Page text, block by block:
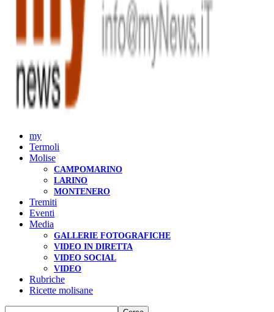
my
Termoli
Molise
CAMPOMARINO
LARINO
MONTENERO
Tremiti
Eventi
Media
GALLERIE FOTOGRAFICHE
VIDEO IN DIRETTA
VIDEO SOCIAL
VIDEO
Rubriche
Ricette molisane